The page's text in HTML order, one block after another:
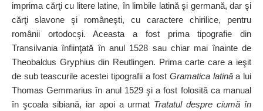
imprima cărţi cu litere latine, în limbile latină şi germană, dar şi
cărţi slavone şi româneşti, cu caractere chirilice, pentru
românii ortodocşi. Aceasta a fost prima tipografie din
Transilvania înfiinţată în anul 1528 sau chiar mai înainte de
Theobaldus Gryphius din Reutlingen. Prima carte care a ieşit
de sub teascurile acestei tipografii a fost Gramatica latinăa lui
Thomas Gemmarius în anul 1529 şi a fost folosită ca manual
în şcoala sibiană, iar apoi a urmat Tratatul despre ciumă în